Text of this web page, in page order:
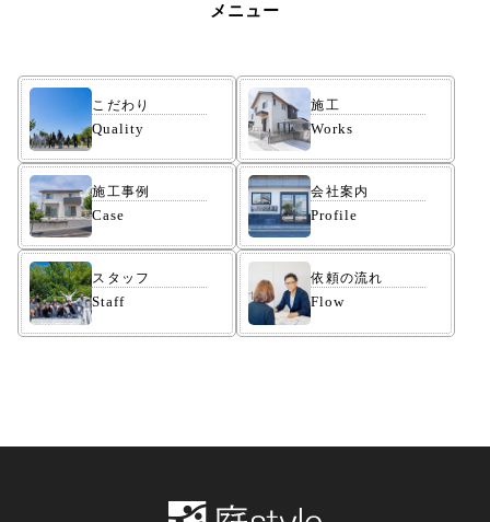
メニュー
こだわり
Quality
施工
Works
施工事例
Case
会社案内
Profile
スタッフ
Staff
依頼の流れ
Flow